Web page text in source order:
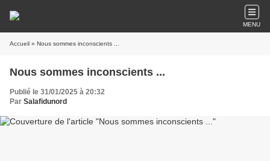
MENU
Accueil » Nous sommes inconscients ...
Nous sommes inconscients ...
Publié le 31/01/2025 à 20:32
Par Salafidunord